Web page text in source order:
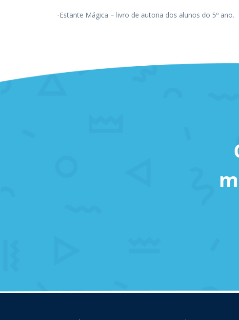
-Estante Mágica – livro de autoria dos alunos do 5º ano.